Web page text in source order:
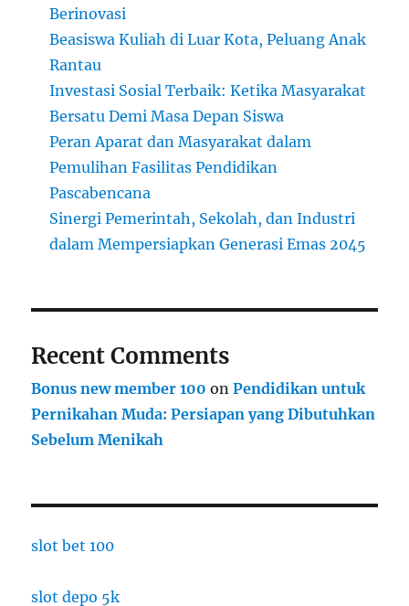
Berinovasi
Beasiswa Kuliah di Luar Kota, Peluang Anak
Rantau
Investasi Sosial Terbaik: Ketika Masyarakat
Bersatu Demi Masa Depan Siswa
Peran Aparat dan Masyarakat dalam
Pemulihan Fasilitas Pendidikan
Pascabencana
Sinergi Pemerintah, Sekolah, dan Industri
dalam Mempersiapkan Generasi Emas 2045
Recent Comments
Bonus new member 100 onPendidikan untuk
Pernikahan Muda: Persiapan yang Dibutuhkan
Sebelum Menikah
slot bet 100
slot depo 5k